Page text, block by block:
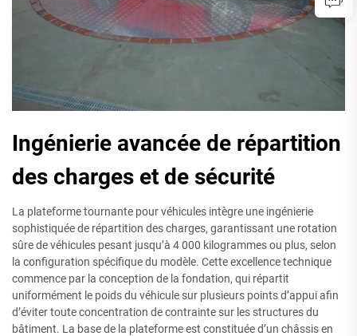
Ingénierie avancée de répartition
des charges et de sécurité
La plateforme tournante pour véhicules intègre une ingénierie
sophistiquée de répartition des charges, garantissant une rotation
sûre de véhicules pesant jusqu’à 4 000 kilogrammes ou plus, selon
la configuration spécifique du modèle. Cette excellence technique
commence par la conception de la fondation, qui répartit
uniformément le poids du véhicule sur plusieurs points d’appui afin
d’éviter toute concentration de contrainte sur les structures du
bâtiment. La base de la plateforme est constituée d’un châssis en